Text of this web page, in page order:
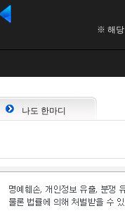
나도 한마디